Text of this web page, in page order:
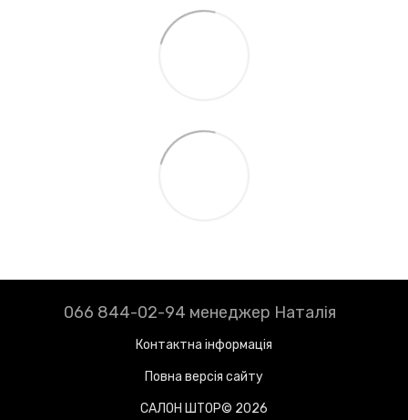
066 844-02-94 менеджер Наталія
Контактна інформація
Повна версія сайту
САЛОН ШТОР© 2026